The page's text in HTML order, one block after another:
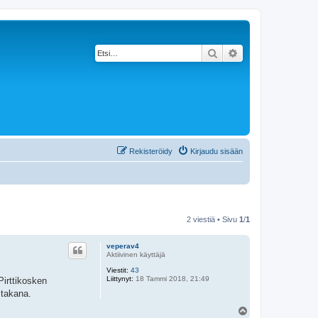
Etsi
Kirjaudu sisään
Rekisteröidy
2 viestiä • Sivu 1/1
veperav4
Aktiivinen käyttäjä
Viestit: 43
Liittynyt: 18 Tammi 2018, 21:49